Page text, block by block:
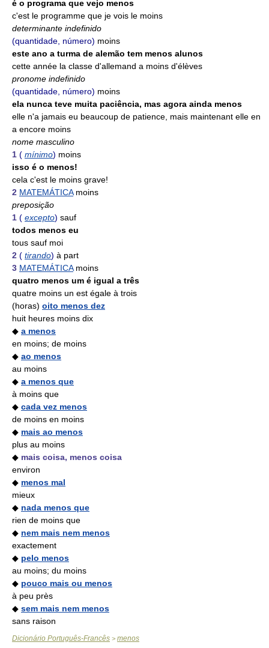
é o programa que vejo menos
c'est le programme que je vois le moins
determinante indefinido
(quantidade, número) moins
este ano a turma de alemão tem menos alunos
cette année la classe d'allemand a moins d'élèves
pronome indefinido
(quantidade, número) moins
ela nunca teve muita paciência, mas agora ainda menos
elle n'a jamais eu beaucoup de patience, mais maintenant elle en
a encore moins
nome masculino
1 ( mínimo) moins
isso é o menos!
cela c'est le moins grave!
2 MATEMÁTICAmoins
preposição
1 ( excepto) sauf
todos menos eu
tous sauf moi
2 ( tirando) à part
3 MATEMÁTICAmoins
quatro menos um é igual a três
quatre moins un est égale à trois
(horas) oito menos dez
huit heures moins dix
◆ a menos
en moins; de moins
◆ ao menos
au moins
◆ a menos que
à moins que
◆ cada vez menos
de moins en moins
◆ mais ao menos
plus au moins
◆ mais coisa, menos coisa
environ
◆ menos mal
mieux
◆ nada menos que
rien de moins que
◆ nem mais nem menos
exactement
◆ pelo menos
au moins; du moins
◆ pouco mais ou menos
à peu près
◆ sem mais nem menos
sans raison
Dicionário Português-Francês > menos